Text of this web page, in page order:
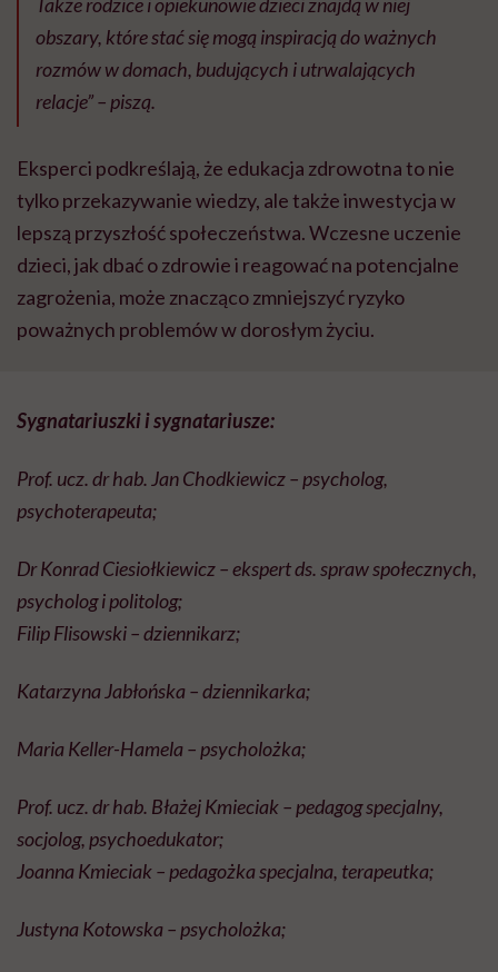
obszary, które stać się mogą inspiracją do ważnych
rozmów w domach, budujących i utrwalających
relacje” – piszą.
Eksperci podkreślają, że edukacja zdrowotna to nie
tylko przekazywanie wiedzy, ale także inwestycja w
lepszą przyszłość społeczeństwa. Wczesne uczenie
dzieci, jak dbać o zdrowie i reagować na potencjalne
zagrożenia, może znacząco zmniejszyć ryzyko
poważnych problemów w dorosłym życiu.
Sygnatariuszki i sygnatariusze:
Prof. ucz. dr hab. Jan Chodkiewicz – psycholog,
psychoterapeuta;
Dr Konrad Ciesiołkiewicz – ekspert ds. spraw społecznych,
psycholog i politolog;
Filip Flisowski – dziennikarz;
Katarzyna Jabłońska – dziennikarka;
Maria Keller-Hamela – psycholożka;
Prof. ucz. dr hab. Błażej Kmieciak – pedagog specjalny,
socjolog, psychoedukator;
Joanna Kmieciak – pedagożka specjalna, terapeutka;
Justyna Kotowska – psycholożka;